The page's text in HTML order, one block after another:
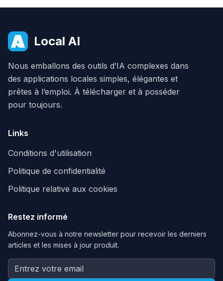
Local AI
Nous emballons des outils d’IA complexes dans
des applications locales simples, élégantes et
prêtes à l’emploi. À télécharger et à posséder
pour toujours.
Links
Conditions d'utilisation
Politique de confidentialité
Politique relative aux cookies
Restez informé
Abonnez-vous à notre newsletter pour recevoir les derniers
articles et les mises à jour produit.